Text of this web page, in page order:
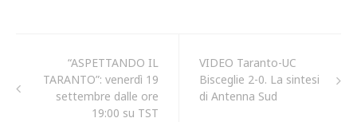
“ASPETTANDO IL
TARANTO”: venerdì 19
settembre dalle ore
19:00 su TST
VIDEO Taranto-UC
Bisceglie 2-0. La sintesi
di Antenna Sud